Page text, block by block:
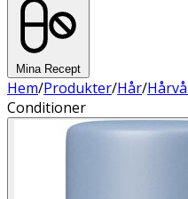
Mina Recept
Hem/Produkter/Hår/
Conditioner